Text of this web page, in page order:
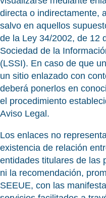
directa o indirectamente,
salvo en aquellos
de la Ley 34/2002, de 12
Sociedad de la
(LSSI). En caso de que
un sitio enlazado con
deberá ponerlos en
el procedimiento
Aviso Legal.
Los enlaces no
existencia de relación
entidades titulares de las
ni la recomendación,
SEEUE, con las